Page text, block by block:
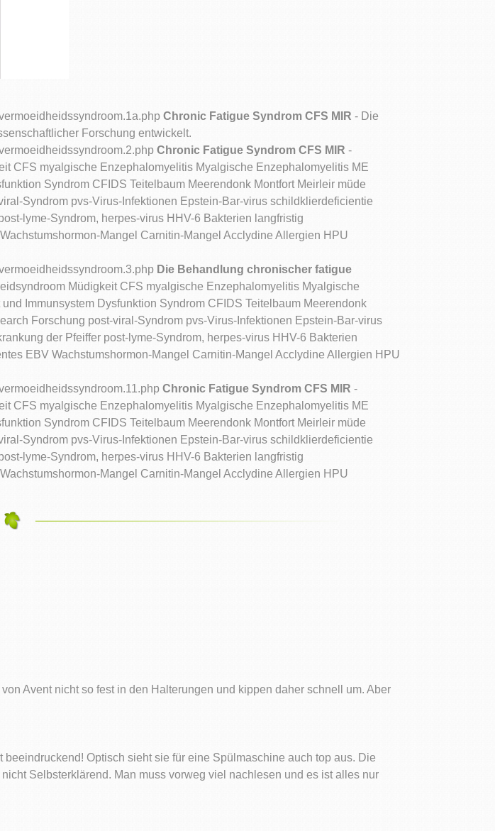
Chronic Fatigue Syndrom CFS MIR - Die
Forschung entwickelt.
Chronic Fatigue Syndrom CFS MIR -
CFS myalgische Enzephalomyelitis Myalgische Enzephalomyelitis ME
Syndrom CFIDS Teitelbaum Meerendonk Montfort Meirleir müde
Syndrom pvs-Virus-Infektionen Epstein-Bar-virus schildklierdeficientie
lyme-Syndrom, herpes-virus HHV-6 Bakterien langfristig
Mangel Carnitin-Mangel Acclydine Allergien HPU
Die Behandlung chronischer fatigue
Müdigkeit CFS myalgische Enzephalomyelitis Myalgische
Immunsystem Dysfunktion Syndrom CFIDS Teitelbaum Meerendonk
Forschung post-viral-Syndrom pvs-Virus-Infektionen Epstein-Bar-virus
der Pfeiffer post-lyme-Syndrom, herpes-virus HHV-6 Bakterien
EBV Wachstumshormon-Mangel Carnitin-Mangel Acclydine Allergien HPU
Chronic Fatigue Syndrom CFS MIR -
CFS myalgische Enzephalomyelitis Myalgische Enzephalomyelitis ME
Syndrom CFIDS Teitelbaum Meerendonk Montfort Meirleir müde
Syndrom pvs-Virus-Infektionen Epstein-Bar-virus schildklierdeficientie
lyme-Syndrom, herpes-virus HHV-6 Bakterien langfristig
Mangel Carnitin-Mangel Acclydine Allergien HPU
Avent nicht so fest in den Halterungen und kippen daher schnell um. Aber
Optisch sieht sie für eine Spülmaschine auch top aus. Die
Selbsterklärend. Man muss vorweg viel nachlesen und es ist alles nur